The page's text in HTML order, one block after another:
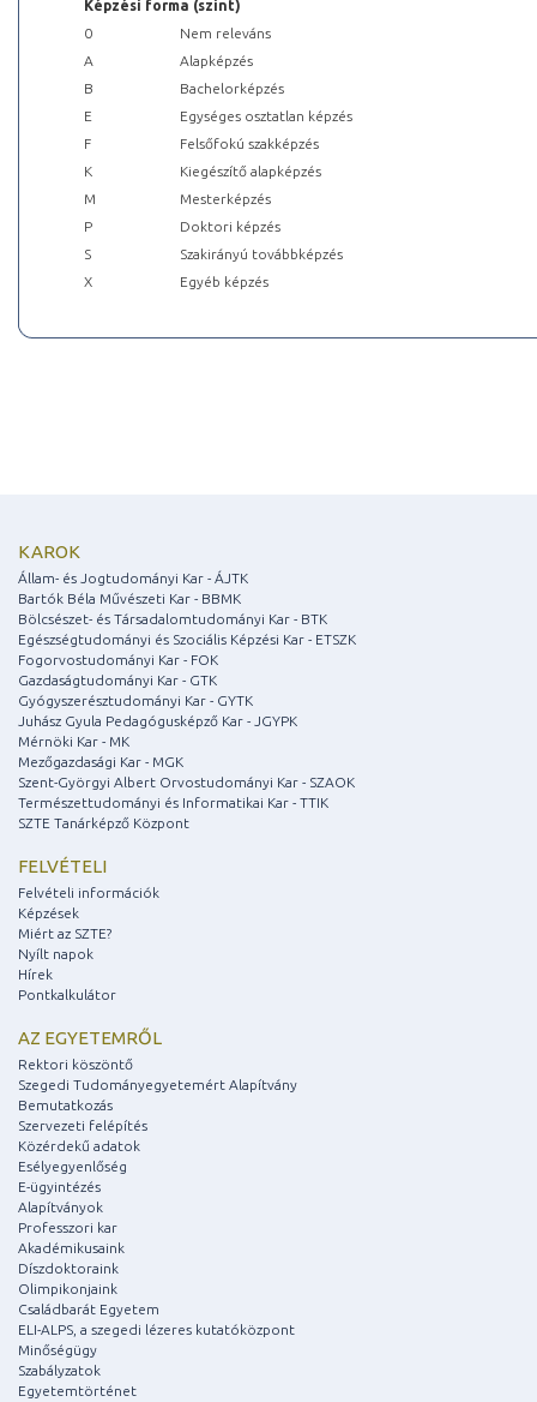
Képzési forma (szint)
0
Nem releváns
A
Alapképzés
B
Bachelorképzés
E
Egységes osztatlan képzés
F
Felsőfokú szakképzés
K
Kiegészítő alapképzés
M
Mesterképzés
P
Doktori képzés
S
Szakirányú továbbképzés
X
Egyéb képzés
KAROK
Állam- és Jogtudományi Kar - ÁJTK
Bartók Béla Művészeti Kar - BBMK
Bölcsészet- és Társadalomtudományi Kar - BTK
Egészségtudományi és Szociális Képzési Kar - ETSZK
Fogorvostudományi Kar - FOK
Gazdaságtudományi Kar - GTK
Gyógyszerésztudományi Kar - GYTK
Juhász Gyula Pedagógusképző Kar - JGYPK
Mérnöki Kar - MK
Mezőgazdasági Kar - MGK
Szent-Györgyi Albert Orvostudományi Kar - SZAOK
Természettudományi és Informatikai Kar - TTIK
SZTE Tanárképző Központ
FELVÉTELI
Felvételi információk
Képzések
Miért az SZTE?
Nyílt napok
Hírek
Pontkalkulátor
AZ EGYETEMRŐL
Rektori köszöntő
Szegedi Tudományegyetemért Alapítvány
Bemutatkozás
Szervezeti felépítés
Közérdekű adatok
Esélyegyenlőség
E-ügyintézés
Alapítványok
Professzori kar
Akadémikusaink
Díszdoktoraink
Olimpikonjaink
Családbarát Egyetem
ELI-ALPS, a szegedi lézeres kutatóközpont
Minőségügy
Szabályzatok
Egyetemtörténet